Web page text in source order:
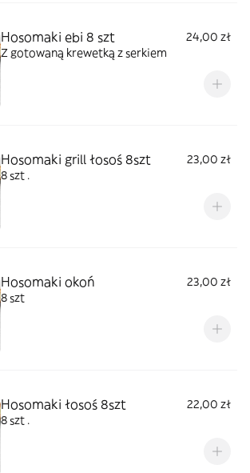
Hosomaki ebi 8 szt
24,00 zł
Z gotowaną krewetką z serkiem
Hosomaki grill łosoś 8szt
23,00 zł
8 szt .
Hosomaki okoń
23,00 zł
8 szt
Hosomaki łosoś 8szt
22,00 zł
8 szt .